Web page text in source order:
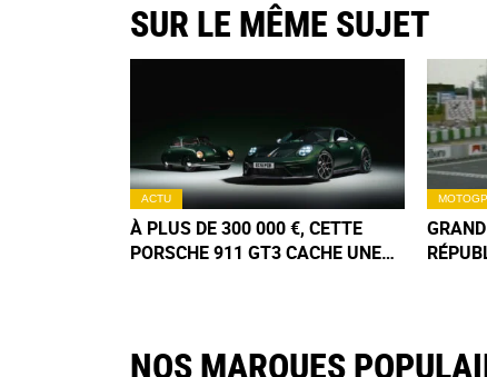
SUR LE MÊME SUJET
ACTU
À PLUS DE 300 000 €, CETTE
PORSCHE 911 GT3 CACHE UNE
MOTOGP
NOS MARQUES